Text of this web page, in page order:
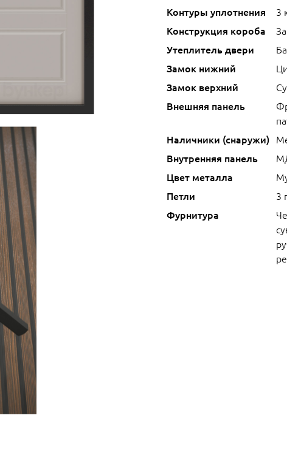
Контуры уплотнения
3
Конструкция короба
Утеплитель двери
Замок нижний
Замок верхний
Внешняя панель
Наличники (снаружи)
Внутренняя панель
Цвет металла
Петли
3
Фурнитура